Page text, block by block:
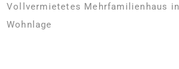
Vollvermietetes Mehrfamilienhaus
Wohnlage